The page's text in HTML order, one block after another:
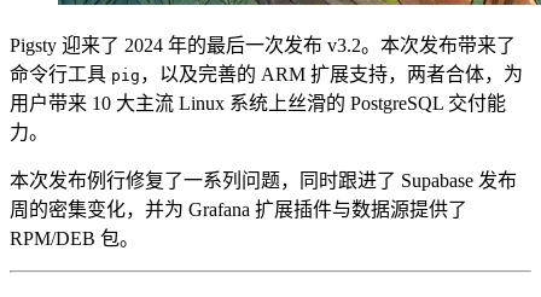
Pigsty 迎来了 2024 年的最后一次发布 v3.2。本次发布带来了
命令行工具 pig ，以及完善的 ARM 扩展支持，两者合体，为
用户带来 10 大主流 Linux 系统上丝滑的 PostgreSQL 交付能
力。
本次发布例行修复了一系列问题，同时跟进了 Supabase 发布
周的密集变化，并为 Grafana 扩展插件与数据源提供了
RPM/DEB 包。